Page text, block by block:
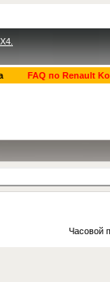
FAQ по Renault
Часовой